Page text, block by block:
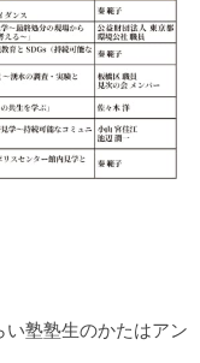
塾塾生のかたはアン